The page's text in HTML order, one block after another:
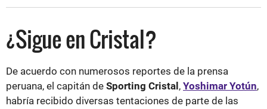
¿Sigue en Cristal?
De acuerdo con numerosos reportes de la prensa
peruana, el capitán de Sporting Cristal , Yoshimar Yotún,
habría recibido diversas tentaciones de parte de las